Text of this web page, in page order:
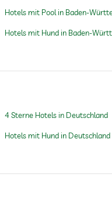
Hotels mit Pool in Baden-
Hotels mit Hund in Baden-
4 Sterne Hotels in Deutschland
Hotels mit Hund in Deutschland